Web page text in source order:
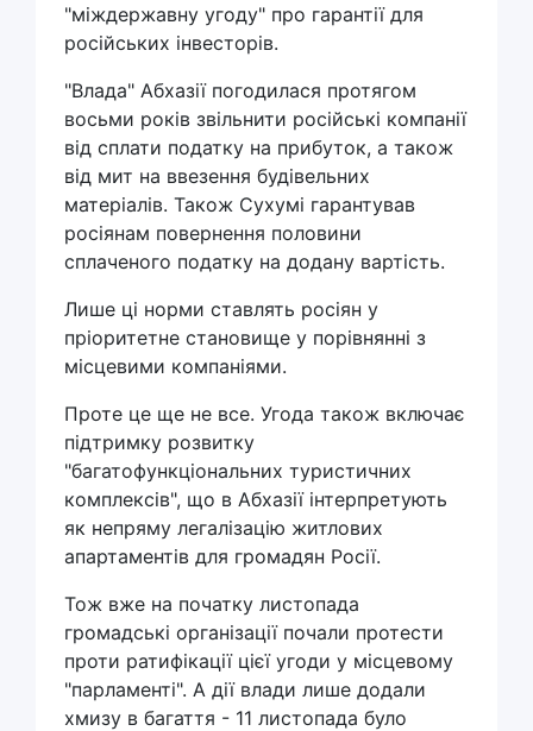
"міждержавну угоду" про гарантії для
російських інвесторів.
"Влада" Абхазії погодилася протягом
восьми років звільнити російські компанії
від сплати податку на прибуток, а також
від мит на ввезення будівельних
матеріалів. Також Сухумі гарантував
росіянам повернення половини
сплаченого податку на додану вартість.
Лише ці норми ставлять росіян у
пріоритетне становище у порівнянні з
місцевими компаніями.
Проте це ще не все. Угода також включає
підтримку розвитку
"багатофункціональних туристичних
комплексів", що в Абхазії інтерпретують
як непряму легалізацію житлових
апартаментів для громадян Росії.
Тож вже на початку листопада
громадські організації почали протести
проти ратифікації цієї угоди у місцевому
"парламенті". А дії влади лише додали
хмизу в багаття - 11 листопада було